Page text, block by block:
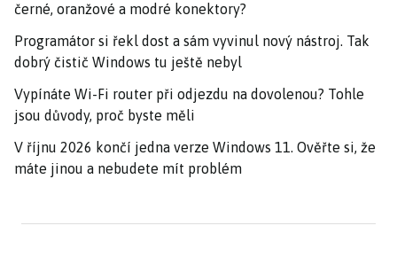
černé, oranžové a modré konektory?
Programátor si řekl dost a sám vyvinul nový nástroj. Tak
dobrý čistič Windows tu ještě nebyl
Vypínáte Wi-Fi router při odjezdu na dovolenou? Tohle
jsou důvody, proč byste měli
V říjnu 2026 končí jedna verze Windows 11. Ověřte si, že
máte jinou a nebudete mít problém